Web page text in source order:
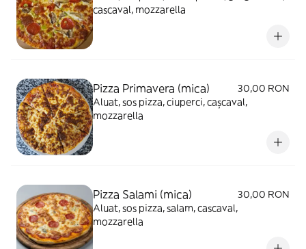
cascaval, mozzarella
Pizza Primavera (mica)
30,00 RON
Aluat, sos pizza, ciuperci, cașcaval,
mozzarella
Pizza Salami (mica)
30,00 RON
Aluat, sos pizza, salam, cascaval,
mozzarella